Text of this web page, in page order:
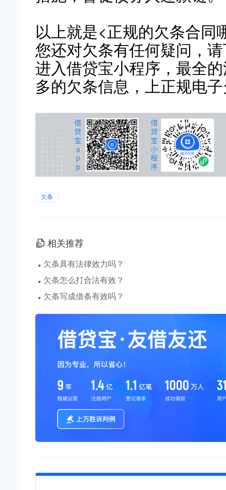
以上就是<正规的欠条合同
您还对欠条有任何疑问，
进入借贷宝小程序，最全
多的欠条信息，上正规电
欠条
相关推荐
· 欠条具有法律效力吗？
· 欠条怎么打合法有效？
· 欠条写成借条有效吗？